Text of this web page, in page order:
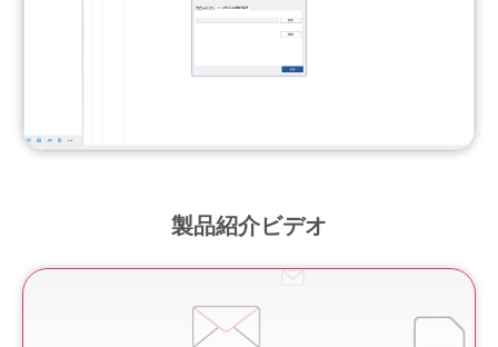
製品紹介ビデオ